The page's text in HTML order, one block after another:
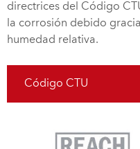
directrices del Código
la corrosión debido
humedad relativa.
Código CTU